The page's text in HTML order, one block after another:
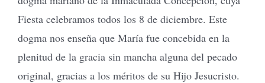
Fiesta celebramos todos los 8 de diciembre. Este
dogma nos enseña que María fue concebida en la
plenitud de la gracia sin mancha alguna del pecado
original, gracias a los méritos de su Hijo Jesucristo.